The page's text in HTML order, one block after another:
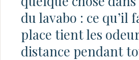
du lavabo : ce qu’il
place tient les
distance pendant